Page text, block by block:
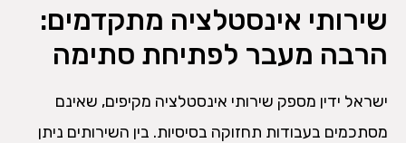
שירותי אינסטלציה מתקדמים:
הרבה מעבר לפתיחת סתימה
ישראל ידין מספק שירותי אינסטלציה מקיפים, שאינם
מסתכמים בעבודות תחזוקה בסיסיות. בין השירותים ניתן